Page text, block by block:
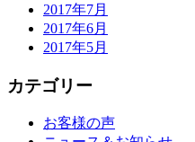
2017年7月
2017年6月
2017年5月
カテゴリー
お客様の声